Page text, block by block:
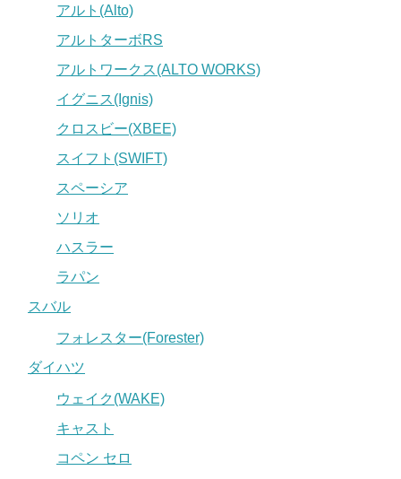
アルト(Alto)
アルトターボRS
アルトワークス(ALTO WORKS)
イグニス(Ignis)
クロスビー(XBEE)
スイフト(SWIFT)
スペーシア
ソリオ
ハスラー
ラパン
スバル
フォレスター(Forester)
ダイハツ
ウェイク(WAKE)
キャスト
コペン セロ